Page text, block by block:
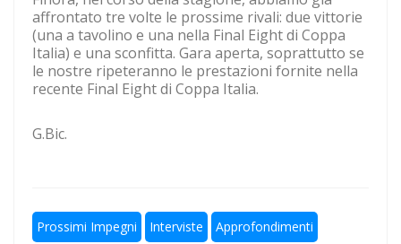
Escursionismo, Lazio sul pezzo anche in questa estate
torrida
Calcio a 5, un gradito ritorno: Serapiglia
affrontato tre volte le prossime rivali: due vittorie
(una a tavolino e una nella Final Eight di Coppa
Italia) e una sconfitta. Gara aperta, soprattutto se
le nostre ripeteranno le prestazioni fornite nella
recente Final Eight di Coppa Italia.
G.Bic.
Prossimi Impegni Interviste Approfondimenti